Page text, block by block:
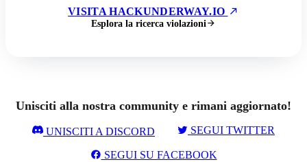
VISITA HACKUNDERWAY.IO
Esplora la ricerca violazioni
Unisciti alla nostra community e rimani aggiornato!
UNISCITI A DISCORD SEGUI TWITTER
SEGUI SU FACEBOOK